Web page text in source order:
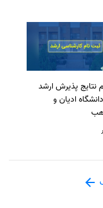
نتایج پذیرش ارشد
96 دانشگاه ادیان و